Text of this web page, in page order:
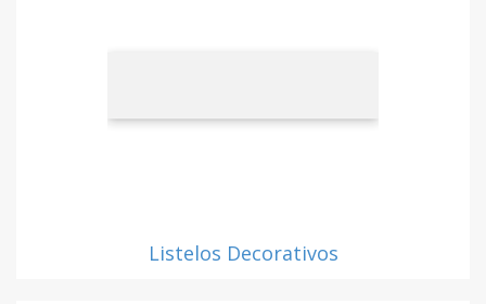
Listelos Decorativos